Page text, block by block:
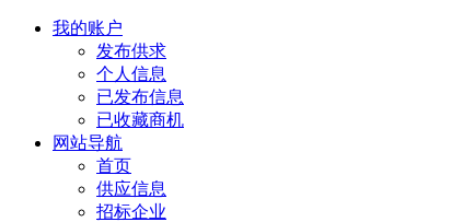
我的账户
发布供求
个人信息
已发布信息
已收藏商机
网站导航
首页
供应信息
招标企业